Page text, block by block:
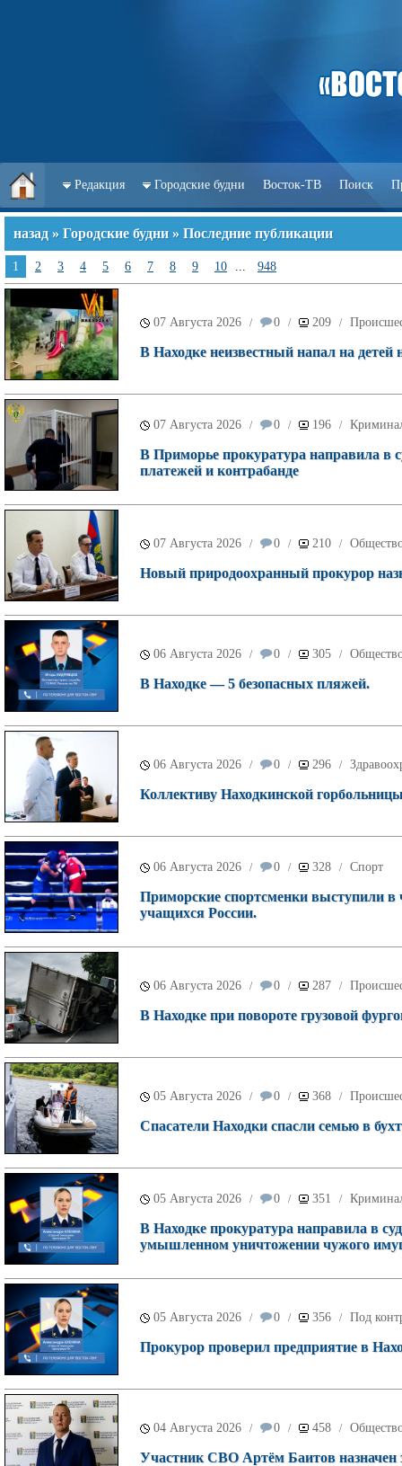
Редакция Городские будни Восток-ТВ Поиск
назад » Городские будни » Последние публикации
1 2 3 4 5 6 7 8 9 10 ... 948
07 Августа 2026 / 0 / 209 /
В Находке неизвестный напал на детей
07 Августа 2026 / 0 / 196 /
В Приморье прокуратура направила в
платежей и контрабанде
07 Августа 2026 / 0 / 210 /
Новый природоохранный прокурор
06 Августа 2026 / 0 / 305 /
В Находке — 5 безопасных пляжей.
06 Августа 2026 / 0 / 296 /
Коллективу Находкинской
06 Августа 2026 / 0 / 328 / Спорт
Приморские спортсменки выступили в
учащихся России.
06 Августа 2026 / 0 / 287 /
В Находке при повороте грузовой
05 Августа 2026 / 0 / 368 /
Спасатели Находки спасли семью в
05 Августа 2026 / 0 / 351 /
В Находке прокуратура направила в
умышленном уничтожении чужого
05 Августа 2026 / 0 / 356 / Под
Прокурор проверил предприятие в
04 Августа 2026 / 0 / 458 /
Участник СВО Артём Баитов назначен